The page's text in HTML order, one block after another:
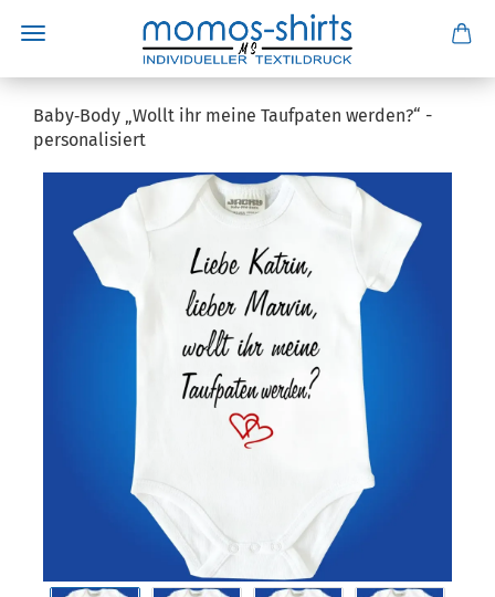
Baby‑Body „Wollt ihr meine Taufpaten werden?“ -
personalisiert